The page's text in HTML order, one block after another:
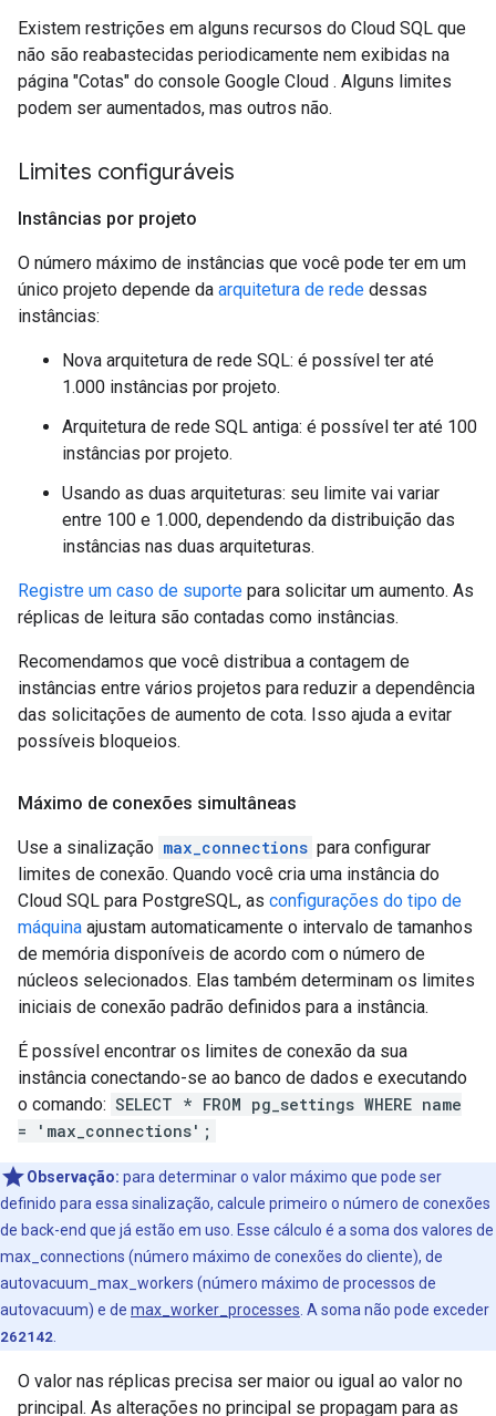
Existem restrições em alguns recursos do Cloud SQL que
não são reabastecidas periodicamente nem exibidas na
página "Cotas" do console Google Cloud . Alguns limites
podem ser aumentados, mas outros não.
Limites configuráveis
Instâncias por projeto
O número máximo de instâncias que você pode ter em um
único projeto depende da arquitetura de rede dessas
instâncias:
Nova arquitetura de rede SQL: é possível ter até
1.000 instâncias por projeto.
Arquitetura de rede SQL antiga: é possível ter até 100
instâncias por projeto.
Usando as duas arquiteturas: seu limite vai variar
entre 100 e 1.000, dependendo da distribuição das
instâncias nas duas arquiteturas.
Registre um caso de suporte para solicitar um aumento. As
réplicas de leitura são contadas como instâncias.
Recomendamos que você distribua a contagem de
instâncias entre vários projetos para reduzir a dependência
das solicitações de aumento de cota. Isso ajuda a evitar
possíveis bloqueios.
Máximo de conexões simultâneas
Use a sinalização max_connections para configurar
limites de conexão. Quando você cria uma instância do
Cloud SQL para PostgreSQL, as configurações do tipo de
máquina ajustam automaticamente o intervalo de tamanhos
de memória disponíveis de acordo com o número de
núcleos selecionados. Elas também determinam os limites
iniciais de conexão padrão definidos para a instância.
É possível encontrar os limites de conexão da sua
instância conectando-se ao banco de dados e executando
o comando: SELECT * FROM pg_settings WHERE name
= 'max_connections';
Observação: para determinar o valor máximo que pode ser
definido para essa sinalização, calcule primeiro o número de conexões
de back-end que já estão em uso. Esse cálculo é a soma dos valores de
max_connections (número máximo de conexões do cliente), de
autovacuum_max_workers (número máximo de processos de
autovacuum) e de max_worker_processes . A soma não pode exceder
262142
O valor nas réplicas precisa ser maior ou igual ao valor no
principal. As alterações no principal se propagam para as